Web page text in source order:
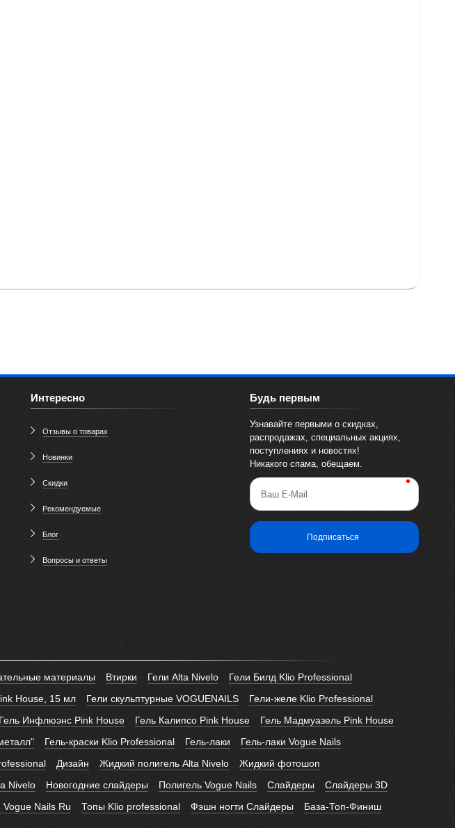
Интересно
Отзывы о товарах
Новинки
Скидки
Рекомендуемые
Блог
Вопросы и ответы
Будь первым
Узнавайте первыми о скидках,
распродажах, специальных акциях,
поступлениях и новостях!
Никакого спама, обещаем.
Ваш E-Mail
Подписаться
материалы Втирки Гели Alta Nivelo
Гели Билд Klio Professional
House, 15 мл Гели скульптурные VOGUENAILS
Гели-желе Klio Professional
Гель Инфлюэнс Pink House Гель Калипсо Pink House
Гель Мадмуазель Pink House
Гель-краски Klio Professional Гель-лаки
Гель-лаки Vogue Nails
Дизайн Жидкий полигель Alta Nivelo
Жидкий фотошоп
Nivelo Новогодние слайдеры Полигель Vogue Nails Слайдеры
Слайдеры 3D
Vogue Nails Ru Топы Klio professional Фэшн ногти Слайдеры База-Топ-Финиш